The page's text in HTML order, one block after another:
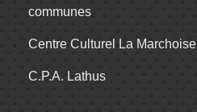
communes
Centre Culturel La Marchoise
C.P.A. Lathus